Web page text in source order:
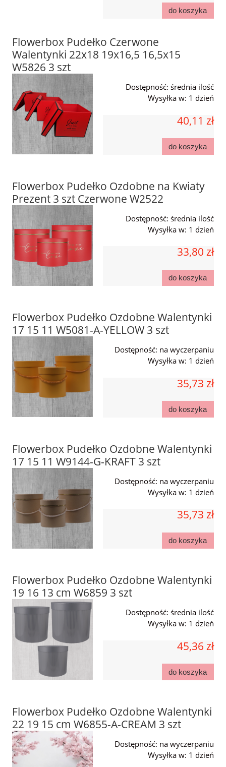
do koszyka
Flowerbox Pudełko Czerwone
Walentynki 22x18 19x16,5 16,5x15
W5826 3 szt
Dostępność: średnia ilość
Wysyłka w: 1 dzień
40,11 zł
do koszyka
Flowerbox Pudełko Ozdobne na Kwiaty
Prezent 3 szt Czerwone W2522
Dostępność: średnia ilość
Wysyłka w: 1 dzień
33,80 zł
do koszyka
Flowerbox Pudełko Ozdobne Walentynki
17 15 11 W5081-A-YELLOW 3 szt
Dostępność: na wyczerpaniu
Wysyłka w: 1 dzień
35,73 zł
do koszyka
Flowerbox Pudełko Ozdobne Walentynki
17 15 11 W9144-G-KRAFT 3 szt
Dostępność: na wyczerpaniu
Wysyłka w: 1 dzień
35,73 zł
do koszyka
Flowerbox Pudełko Ozdobne Walentynki
19 16 13 cm W6859 3 szt
Dostępność: średnia ilość
Wysyłka w: 1 dzień
45,36 zł
do koszyka
Flowerbox Pudełko Ozdobne Walentynki
22 19 15 cm W6855-A-CREAM 3 szt
Dostępność: na wyczerpaniu
Wysyłka w: 1 dzień